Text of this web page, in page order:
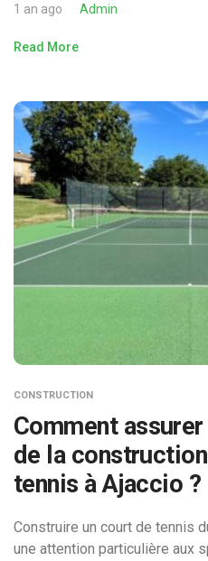
1 an ago Admin
Read More
CONSTRUCTION
Comment
de la
tennis à Ajaccio ?
Construire un court de tennis
une attention particulière aux